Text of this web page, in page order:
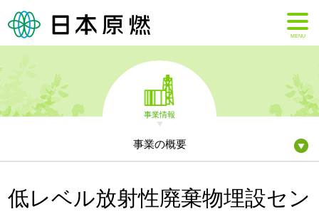
MENU
事業情報
事業の概要
低レベル放射性廃棄物埋設セン